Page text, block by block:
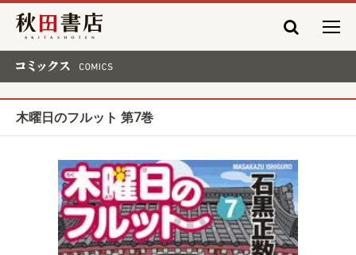
秋田書店
木曜日のフルット 第7巻